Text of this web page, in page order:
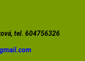
tel. 604756326
gmail.com